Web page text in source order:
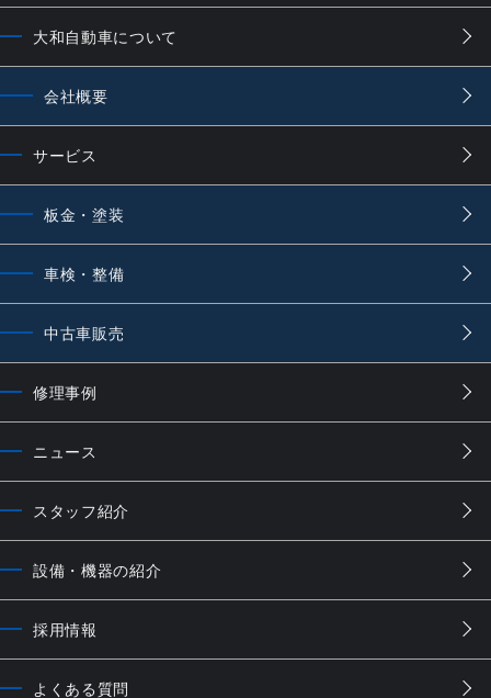
大和自動車について
会社概要
サービス
板金・塗装
車検・整備
中古車販売
修理事例
ニュース
スタッフ紹介
設備・機器の紹介
採用情報
よくある質問